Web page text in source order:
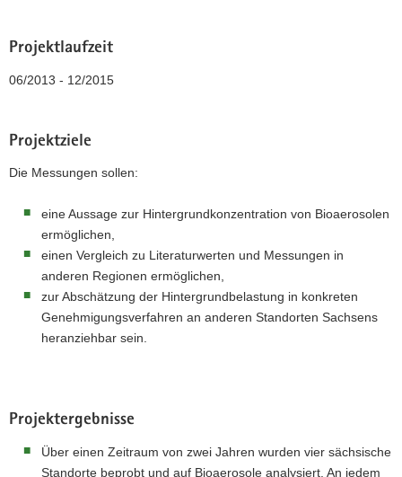
v
g
i
Projektlaufzeit
06/2013 - 12/2015
Projektziele
Die Messungen sollen:
eine Aussage zur Hintergrundkonzentration von Bioaerosolen
ermöglichen,
einen Vergleich zu Literaturwerten und Messungen in
anderen Regionen ermöglichen,
zur Abschätzung der Hintergrundbelastung in konkreten
Genehmigungsverfahren an anderen Standorten Sachsens
heranziehbar sein.
Projektergebnisse
Über einen Zeitraum von zwei Jahren wurden vier sächsische
Standorte beprobt und auf Bioaerosole analysiert. An jedem